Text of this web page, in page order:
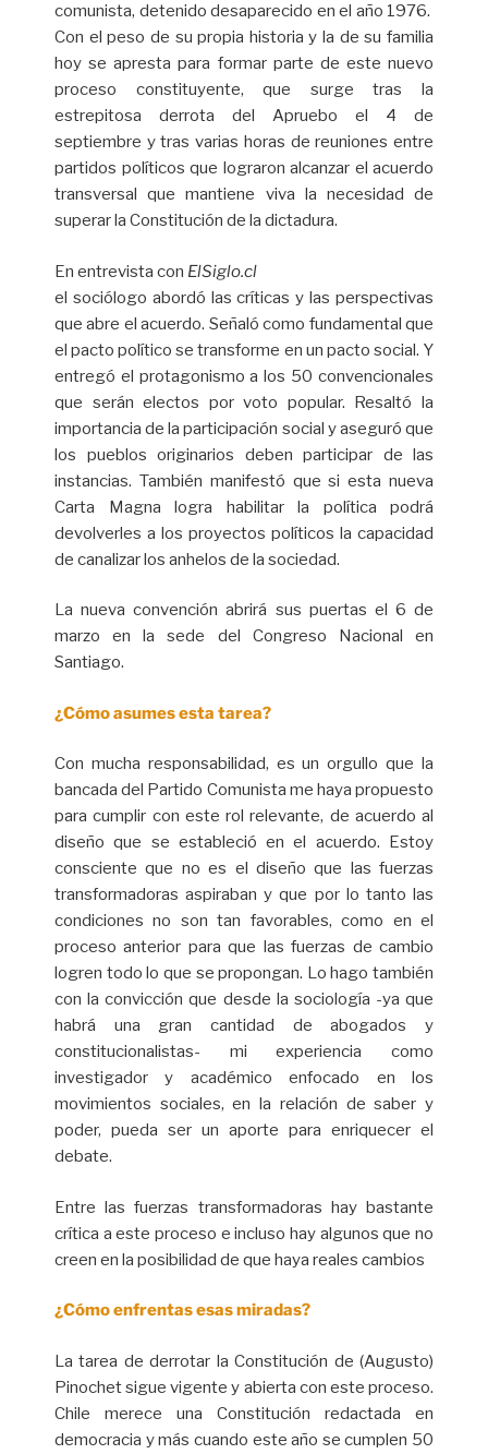
comunista, detenido desaparecido en el año 1976.
Con el peso de su propia historia y la de su familia
hoy se apresta para formar parte de este nuevo
proceso constituyente, que surge tras la
estrepitosa derrota del Apruebo el 4 de
septiembre y tras varias horas de reuniones entre
partidos políticos que lograron alcanzar el acuerdo
transversal que mantiene viva la necesidad de
superar la Constitución de la dictadura.
En entrevista con ElSiglo.cl
el sociólogo abordó las críticas y las perspectivas
que abre el acuerdo. Señaló como fundamental que
el pacto político se transforme en un pacto social. Y
entregó el protagonismo a los 50 convencionales
que serán electos por voto popular. Resaltó la
importancia de la participación social y aseguró que
los pueblos originarios deben participar de las
instancias. También manifestó que si esta nueva
Carta Magna logra habilitar la política podrá
devolverles a los proyectos políticos la capacidad
de canalizar los anhelos de la sociedad.
La nueva convención abrirá sus puertas el 6 de
marzo en la sede del Congreso Nacional en
Santiago.
¿Cómo asumes esta tarea?
Con mucha responsabilidad, es un orgullo que la
bancada del Partido Comunista me haya propuesto
para cumplir con este rol relevante, de acuerdo al
diseño que se estableció en el acuerdo. Estoy
consciente que no es el diseño que las fuerzas
transformadoras aspiraban y que por lo tanto las
condiciones no son tan favorables, como en el
proceso anterior para que las fuerzas de cambio
logren todo lo que se propongan. Lo hago también
con la convicción que desde la sociología -ya que
habrá una gran cantidad de abogados y
constitucionalistas- mi experiencia como
investigador y académico enfocado en los
movimientos sociales, en la relación de saber y
poder, pueda ser un aporte para enriquecer el
debate.
Entre las fuerzas transformadoras hay bastante
crítica a este proceso e incluso hay algunos que no
creen en la posibilidad de que haya reales cambios
¿Cómo enfrentas esas miradas?
La tarea de derrotar la Constitución de (Augusto)
Pinochet sigue vigente y abierta con este proceso.
Chile merece una Constitución redactada en
democracia y más cuando este año se cumplen 50